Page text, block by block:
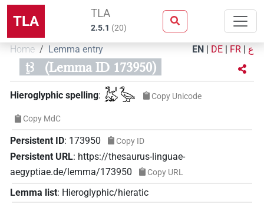
TLA TLA
2.5.1 (20)
Home Lemma entry EN | DE | FR | ع
ṯꜣ (Lemma ID 173950)
Hieroglyphic spelling: 𓅷𓏤𓅬 Copy Unicode
Copy MdC
Persistent ID: 173950 Copy ID
Persistent URL: https://thesaurus-linguae-
aegyptiae.de/lemma/173950
Copy URL
Lemma list: Hieroglyphic/hieratic